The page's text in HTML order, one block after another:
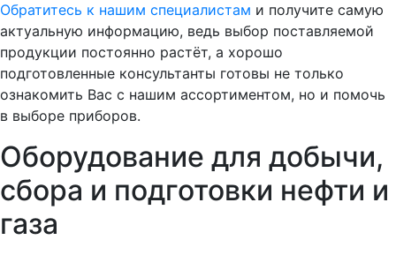
Обратитесь к нашим специалистам и получите самую
актуальную информацию, ведь выбор поставляемой
продукции постоянно растёт, а хорошо
подготовленные консультанты готовы не только
ознакомить Вас с нашим ассортиментом, но и помочь
в выборе приборов.
Оборудование для добычи,
сбора и подготовки нефти и
газа